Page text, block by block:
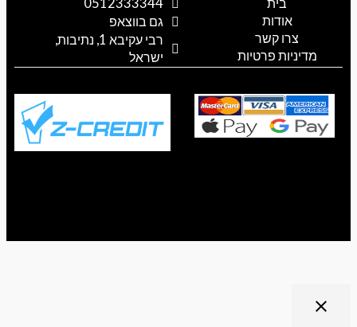
a
p
p
k
e
אודות
צרו קשר
מדיניות פרטיות
גם בווצאפ
רבי עקיבא 1, נתיבות,
ישראל
close